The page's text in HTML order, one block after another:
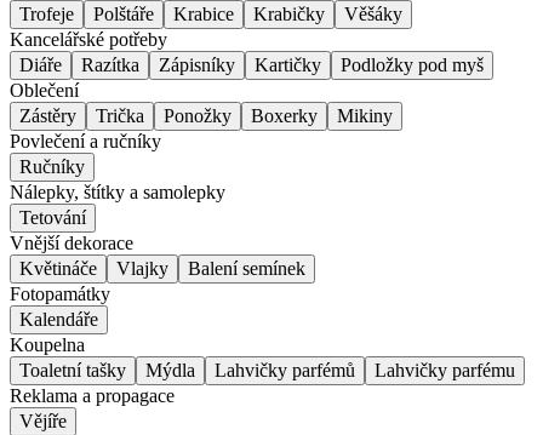
Trofeje
Polštáře Krabice Krabičky
Věšáky
Kancelářské potřeby
Diáře
Razítka Zápisníky Kartičky
Podložky pod myš
Oblečení
Zástěry
Trička Ponožky Boxerky
Mikiny
Povlečení a ručníky
Ručníky
Nálepky, štítky a samolepky
Tetování
Vnější dekorace
Květináče
Vlajky
Balení semínek
Fotopamátky
Kalendáře
Koupelna
Toaletní tašky
Mýdla Lahvičky parfémů
Lahvičky parfému
Reklama a propagace
Vějíře